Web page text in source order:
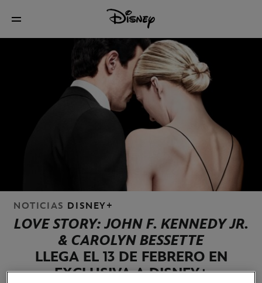
NOTICIAS DISNEY+
LOVE STORY: JOHN F. KENNEDY JR.
& CAROLYN BESSETTE
LLEGA EL 13 DE FEBRERO EN
EXCLUSIVA A DISNEY+